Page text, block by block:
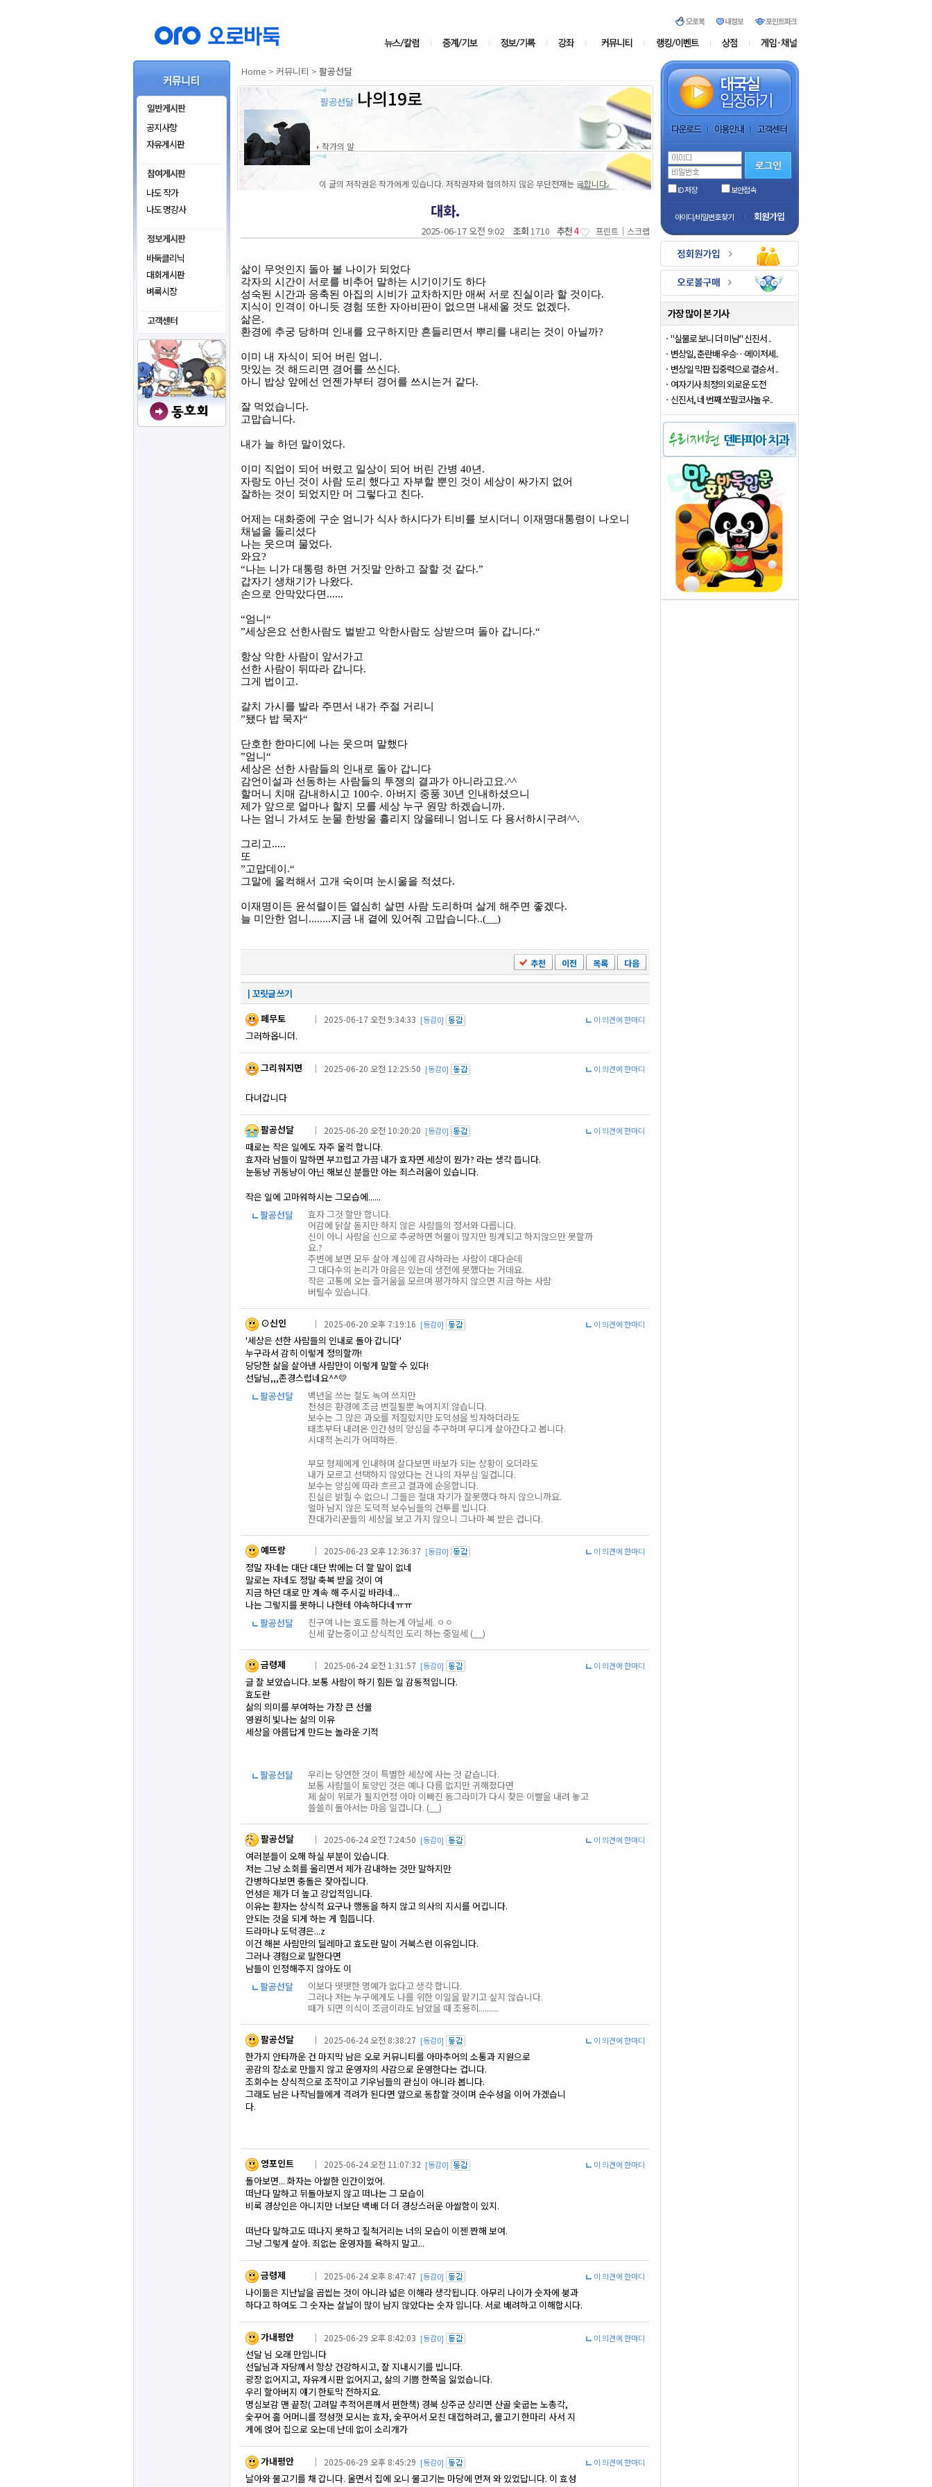
공지사항
자유게시판
나도 작가
나도 명강사
바둑클리닉
대회게시판
벼룩시장
Home > 커뮤니티 > 팔공선달
팔공선달 나의19로
작가의 말
이 글의 저작권은 작가에게 있습니다. 저작권자와 협의하지 않은 무단전재는 금합니다.
대화.
2025-06-17 오전 9:02 조회 1710 추천4 프린트 ｜ 스크랩
삶이 무엇인지 돌아 볼 나이가 되었다
각자의 시간이 서로를 비추어 말하는 시기이기도 하다
성숙된 시간과 응축된 아집의 시비가 교차하지만 애써 서로 진실이라 할 것이다.
지식이 인격이 아니듯 경험 또한 자아비판이 없으면 내세울 것도 없겠다.
삶은.
환경에 추궁 당하며 인내를 요구하지만 흔들리면서 뿌리를 내리는 것이 아닐까?
이미 내 자식이 되어 버린 엄니 .
맛있는 것 해드리면 경어를 쓰신다.
아니 밥상 앞에선 언젠가부터 경어를 쓰시는거 같다.
잘 먹었습니다.
고맙습니다.
내가 늘 하던 말이었다.
이미 직업이 되어 버렸고 일상이 되어 버린 간병 40년 .
자랑도 아닌 것이 사람 도리 했다고 자부할 뿐인 것이 세상이 싸가지 없어
잘하는 것이 되었지만 머 그렇다고 친다.
어제는 대화중에 구순 엄니가 식사 하시다가 티비를 보시더니 이재명대통령이 나오니
채널을 돌리셨다
나는 웃으며 물었다.
와요?
“나는 니가 대통령 하면 거짓말 안하고 잘할 것 같다.”
갑자기 생채기가 나왔다.
손으로 안막았다면 ......
“엄니 “
”세상은요 선한사람도 벌받고 악한사람도 상받으며 돌아 갑니다.“
항상 악한 사람이 앞서가고
선한 사람이 뒤따라 갑니다.
그게 법이고.
갈치 가시를 발라 주면서 내가 주절 거리니
”됐다 밥 묵자“
단호한 한마디에 나는 웃으며 말했다
”엄니 “
세상은 선한 사람들의 인내로 돌아 갑니다
감언이설과 선동하는 사람들의 투쟁의 결과가 아니라고요.^^
할머니 치매 감내하시고 100수. 아버지 중풍 30년 인내하셨으니
제가 앞으로 얼마나 할지 모를 세상 누구 원망 하겠습니까.
나는 엄니 가셔도 눈물 한방울 흘리지 않을테니 엄니도 다 용서하시구려^^.
그리고.....
또
”고맙데이 .“
그말에 울컥해서 고개 숙이며 눈시울을 적셨다.
이재명이든 윤석렬이든 열심히 살면 사람 도리하며 살게 해주면 좋겠다.
늘 미안한 엄니 ........지금 내 곁에 있어줘 고맙습니다..(__)
추천 이전 목록 다음
┃꼬릿글 쓰기
페무토
｜ 2025-06-17 오전 9:34:33 [동감0] 이 의견에 한마디
그러하옵니더.
그리워지면 ｜ 2025-06-20 오전 12:25:50 [동감0] 이 의견에 한마디
다녀갑니다
팔공선달 ｜ 2025-06-20 오전 10:20:20 [동감0] 이 의견에 한마디
때로는 작은 일에도 자주 울컥 합니다.
효자라 남들이 말하면 부끄럽고 가끔 내가 효자면 세상이 뭔가? 라는 생각 듭니다.
눈동냥 귀동냥이 아닌 해보신 분들만 아는 죄스러움이 있습니다.
작은 일에 고마워하시는 그모습에......
팔공선달
효자 그것 할만 합니다.
어감에 닭살 돋지만 하지 않은 사람들의 정서와 다릅니다.
신이 아니 사람을 신으로 추궁하면 허물이 많지만 핑계되고 하지않으만 못할까
요.?
주변에 보면 모두 살아 계심에 감사하라는 사람이 대다순데
그 대다수의 논리가 마음은 있는데 생전에 못했다는 거데요.
작은 고통에 오는 즐거움을 모르며 평가하지 않으면 지금 하는 사람
버틸수 있습니다.
⊙신인 ｜ 2025-06-20 오후 7:19:16 [동감0] 이 의견에 한마디
'세상은 선한 사람들의 인내로 돌아 갑니다'
누구라서 감히 이렇게 정의할까!
당당한 삶을 살아낸 사람만이 이렇게 말할 수 있다!
선달님,,,존경스럽네요^^💛
팔공선달
백년을 쓰는 철도 녹여 쓰지만
천성은 환경에 조금 변질될뿐 녹여지지 않습니다.
보수는 그 많은 과오를 저질렀지만 도덕성을 빙자하더라도
태초부터 내려온 인간성의 양심을 추구하며 무디게 살아간다고 봅니다.
시대적 논리가 어떠하든.
부모 형제에게 인내하며 살다보면 바보가 되는 상황이 오더라도
내가 모르고 선택하지 않았다는 건 나의 자부심 일겁니다.
보수는 양심에 따라 흐르고 결과에 순응합니다.
진실은 밝힐 수 없으니 그들은 절대 자기가 잘못했다 하지 않으니까요.
얼마 남지 않은 도덕적 보수님들의 건투를 빕니다.
잔대가리꾼들의 세상을 보고 가지 않으니 그나마 복 받은 겁니다.
예뜨랑 ｜ 2025-06-23 오후 12:36:37 [동감0] 이 의견에 한마디
정말 자네는 대단 대단 밖에는 더 할 말이 없네
말로는 자네도 정말 축복 받을 것이 여
지금 하던 대로 만 계속 해 주시길 바라네...
나는 그렇지를 못하니 나한테 야속하다네ㅠㅠ
팔공선달
친구여 나는 효도를 하는게 아닐세. ㅇㅇ
신세 갚는중이고 상식적인 도리 하는 중일세 (__)
금령제 ｜ 2025-06-24 오전 1:31:57 [동감0] 이 의견에 한마디
글 잘 보았습니다. 보통 사람이 하기 힘든 일 감동적입니다.
효도란
삶의 의미를 부여하는 가장 큰 선물
영원히 빛나는 삶의 이유
세상을 아름답게 만드는 놀라운 기적
팔공선달
우리는 당연한 것이 특별한 세상에 사는 것 같습니다.
보통 사람들이 토양인 것은 예나 다름 없지만 귀해졌다면
제 삶이 위로가 될지언정 아마 이빠진 동그라미가 다시 찾은 이빨을 내려 놓고
쓸쓸히 돌아서는 마음 일겁니다. (__)
팔공선달 ｜ 2025-06-24 오전 7:24:50 [동감0] 이 의견에 한마디
여러분들이 오해 하실 부분이 있습니다.
저는 그냥 소회를 올리면서 제가 감내하는 것만 말하지만
간병하다보면 충돌은 잦아집니다.
언성은 제가 더 높고 강압적입니다.
이유는 환자는 상식적 요구나 행동을 하지 않고 의사의 지시를 어깁니다.
안되는 것을 되게 하는 게 힘듭니다.
드라마나 도덕경은...z
이건 해본 사람만의 딜레마고 효도란 말이 거북스런 이유입니다.
그러나 경험으로 말한다면
남들이 인정해주지 않아도 이
팔공선달
이보다 떳떳한 명예가 없다고 생각 합니다.
그러나 저는 누구에게도 나를 위한 이일을 맡기고 싶지 않습니다.
때가 되면 의식이 조금이라도 남았을 때 조용히..........
팔공선달 ｜ 2025-06-24 오전 8:38:27 [동감0] 이 의견에 한마디
한가지 안타까운 건 마지막 남은 오로 커뮤니티를 아마추어의 소통과 지원으로
공감의 장소로 만들지 않고 운영자의 사감으로 운영한다는 겁니다.
조회수는 상식적으로 조작이고 기우님들의 관심이 아니라 봅니다.
그래도 남은 나작님들에게 격려가 된다면 앞으로 동참할 것이며 순수성을 이어 가겠습니
다.
영포인트 ｜ 2025-06-24 오전 11:07:32 [동감0] 이 의견에 한마디
돌아보면... 화자는 아쌀한 인간이었어.
떠난다 말하고 뒤돌아보지 않고 떠나는 그 모습이
비록 경상인은 아니지만 너보단 백배 더 더 경상스러운 아쌀함이 있지.
떠난다 말하고도 떠나지 못하고 질척거리는 너의 모습이 이젠 짠해 보여.
그냥 그렇게 살아. 죄없는 운영자들 욕하지 말고...
금령제 ｜ 2025-06-24 오후 8:47:47 [동감0] 이 의견에 한마디
나이듦은 지난날을 곱씹는 것이 아니라 넓은 이해라 생각됩니다. 아무리 나이가 숫자에 붕과
하다고 하여도 그 숫자는 살날이 많이 남지 않았다는 숫자 입니다. 서로 배려하고 이해합시다.
가내평안 ｜ 2025-06-29 오후 8:42:03 [동감0] 이 의견에 한마디
선달 님 오래 만입니다
선달님과 자당께서 항상 건강하시고, 잘 지내시기를 빕니다.
광장 없어지고, 자유게시판 없어지고, 삶의 기쁨 한쪽을 잃었습니다.
우리 할아버지 얘기 한토막 전하지요.
명심보감 맨 끝장( 고려말 추적어른께서 편한책) 경북 상주군 상리면 산골 숯굽는 노총각,
숯꾸어 홀 어머니를 정성껏 모시는 효자, 숯꾸어서 모친 대접하려고, 물고기 한마리 사서 지
게에 얹어 집으로 오는데 난데 없이 소리개가
가내평안 ｜ 2025-06-29 오후 8:45:29 [동감0] 이 의견에 한마디
날아와 물고기를 채 갑니다. 울면서 집에 오니 물고기는 마당에 먼져 와 있었답니다. 이 효성
ID 저장 보안접속
아이디/비밀번호 찾기 회원가입
"실물로 보니 더 미남" 신진서 ..
변상일, 춘란배 우승…메이저세..
변상일 막판 집중력으로 결승서 ..
여자기사 최정의 외로운 도전
신진서, 네 번째 쏘팔코사놀 우..